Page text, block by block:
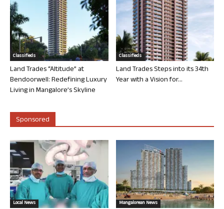
Classifieds
Land Trades “Altitude” at
Bendoorwell: Redefining Luxury
Living in Mangalore’s Skyline
Classifieds
Land Trades Steps into its 34th
Year with a Vision for...
Sponsored
Local News Mangalorean News